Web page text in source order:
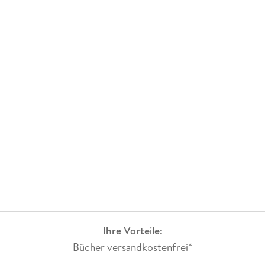
Ihre Vorteile:
Bücher versandkostenfrei*